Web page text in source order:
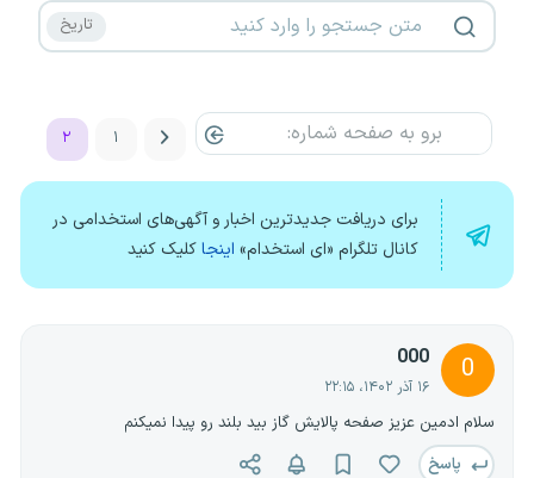
۱ ۲
برای دریافت جدیدترین اخبار و آگهی‌های استخدامی در
کانال تلگرام «ای استخدام» اینجاکلیک کنید
0
000
۱۶ آذر ۱۴۰۲، ۲۲:۱۵
سلام ادمین عزیز صفحه پالایش گاز بید بلند رو پیدا نمیکنم
پاسخ